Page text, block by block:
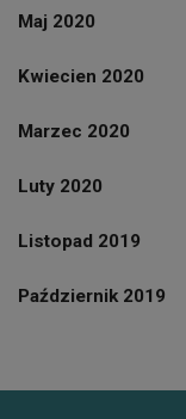
Maj 2020
Kwiecien 2020
Marzec 2020
Luty 2020
Listopad 2019
Październik 2019